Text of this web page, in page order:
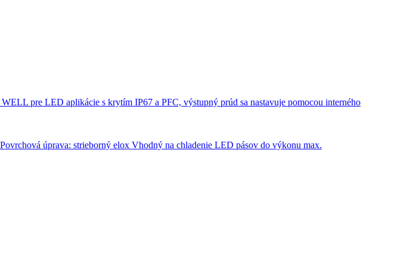
pre LED aplikácie s krytím IP67 a PFC, výstupný prúd sa nastavuje pomocou interného
úprava: strieborný elox Vhodný na chladenie LED pásov do výkonu max.